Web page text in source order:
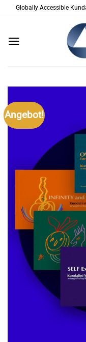
ZumGlobally Accessible
Angebot!